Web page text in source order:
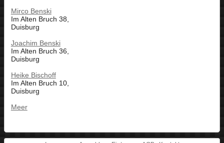
Mirco Benski
Im Alten Bruch 38,
Duisburg
Joachim Benski
Im Alten Bruch 36,
Duisburg
Heike Bischoff
Im Alten Bruch 10,
Duisburg
Meer